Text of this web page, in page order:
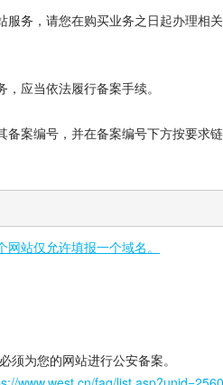
务，请您在购买业务之日起办理相关
应当依法履行备案手续。
案编号，并在备案编号下方按要求
网站仅允许填报一个域名。
须为您的网站进行公安备案。